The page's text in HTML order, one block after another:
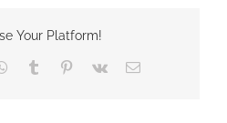
Your Platform!
Whatsapp
Tumblr Pinterest
Vk Email